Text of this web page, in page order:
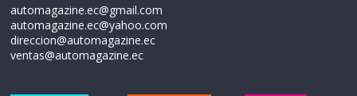
automagazine.ec@gmail.com
automagazine.ec@yahoo.com
direccion@automagazine.ec
ventas@automagazine.ec